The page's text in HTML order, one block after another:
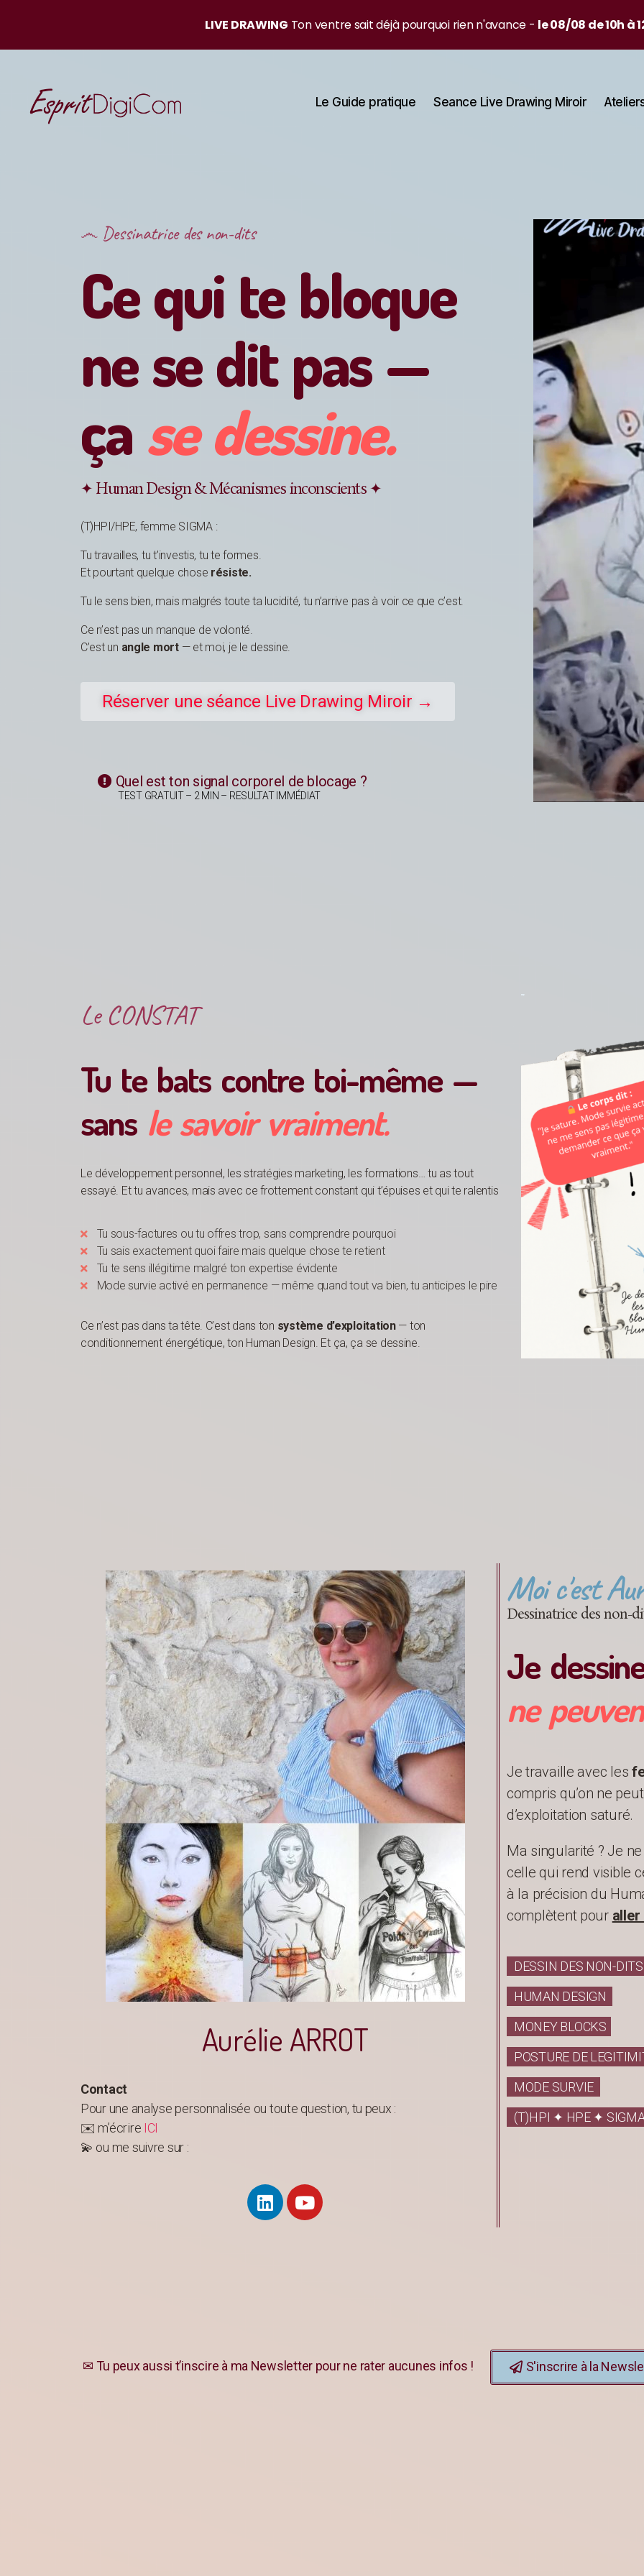
Le Guide pratique Seance Live Drawing Miroir
෴ Dessinatrice des non-dits
Ce qui te bloque
ne se dit pas —
ça se dessine.
✦ Human Design & Mécanismes inconscients ✦
(T)HPI/HPE, femme SIGMA :
Tu travailles, tu t’investis, tu te formes.
Et pourtant quelque chose résiste.
Tu le sens bien, mais malgrés toute ta lucidité, tu n’arrive pas à voir ce que c’est.
Ce n’est pas un manque de volonté.
C’est un angle mort— et moi, je le dessine.
Réserver une séance Live Drawing Miroir →
Quel est ton signal corporel de blocage ?
TEST GRATUIT – 2 MIN – RESULTAT IMMÉDIAT
Le CONSTAT
Tu te bats contre toi-même —
sans le savoir vraiment.
Le développement personnel, les stratégies marketing, les formations… tu as tout
essayé. Et tu avances, mais avec ce frottement constant qui t’épuises et qui te ralentis
Tu sous-factures ou tu offres trop, sans comprendre pourquoi
Tu sais exactement quoi faire mais quelque chose te retient
Tu te sens illégitime malgré ton expertise évidente
Mode survie activé en permanence — même quand tout va bien, tu anticipes le pire
Ce n’est pas dans ta tête. C’est dans ton système d’exploitation— ton
conditionnement énergétique, ton Human Design. Et ça, ça se dessine.
Aurélie ARROT
Contact
Pour une analyse personnalisée ou toute question, tu peux :
✉️ m’écrire ICI
💫 ou me suivre sur :
Moi c'est
Dessinatrice des non-
Je
ne
Je travaille avec les
compris qu’on ne
d’exploitation saturé.
Ma singularité ? Je
celle qui rend visible
à la précision du
complètent pour aller
DESSIN DES NON-DITS
HUMAN DESIGN
MONEY BLOCKS
POSTURE DE
MODE SURVIE
(T)HPI ✦ HPE ✦
✉ Tu peux aussi t’inscire à ma Newsletter pour ne rater aucunes infos ! S'inscrire à la
LIVE DRAWING Ton ventre sait déjà pourquoi rien n'avance - le 08/08 de 10h à